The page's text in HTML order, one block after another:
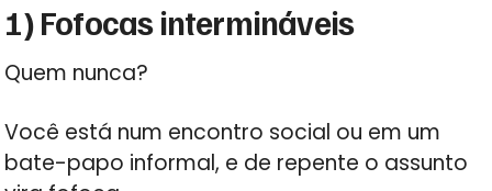
1) Fofocas intermináveis
Quem nunca?
Você está num encontro social ou em um
bate-papo informal, e de repente o assunto